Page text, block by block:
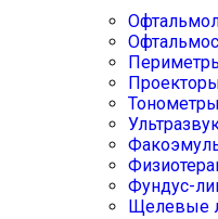
Фундус-
Щелевые